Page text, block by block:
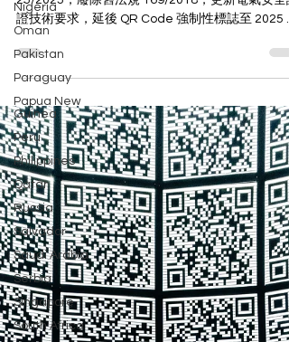
Nigeria
Oman
Pakistan
Paraguay
Papua New
Guinea
Peru
Philippines
Qatar
Russia
Salvador
Saudi Arabia
Serbia
Singapore
South Africa
阿根廷發布 Resolution 16/2025、17/2025 和
25/2025，廢除舊法規 169/2018，更新電氣安全
證技術要求，延後 QR Code 強制性標誌至 2025
新合規要求與影響..